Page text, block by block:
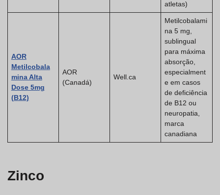
atletas)
AOR
Metilcobala
mina Alta
Dose 5mg
(B12)
AOR
(Canadá)
Well.ca
Metilcobalami
na 5 mg,
sublingual
para máxima
absorção,
especialment
e em casos
de deficiência
de B12 ou
neuropatia,
marca
canadiana
Zinco